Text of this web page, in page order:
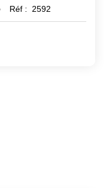
Réf : 2592